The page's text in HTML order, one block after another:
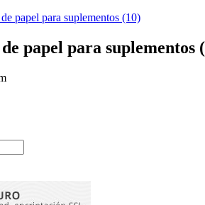
papel para suplementos